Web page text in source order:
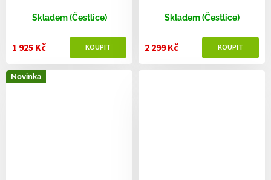
Skladem (Čestlice)
1 925 Kč
Skladem (Čestlice)
2 299 Kč
Novinka